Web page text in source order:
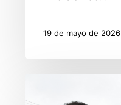
19 de mayo de 2026